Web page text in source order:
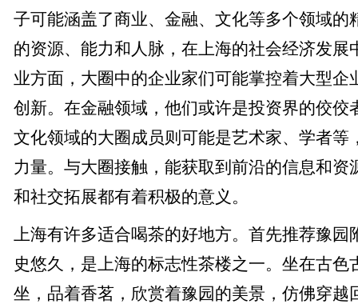
子可能涵盖了商业、金融、文化等多个领域的
的资源、能力和人脉，在上海的社会经济发展
业方面，大圈中的企业家们可能掌控着大型企
创新。在金融领域，他们或许是投资界的佼佼
文化领域的大圈成员则可能是艺术家、学者等
力量。与大圈接触，能获取到前沿的信息和资
和社交拓展都有着积极的意义。
上海有许多适合喝茶的好地方。首先推荐豫园
史悠久，是上海的标志性茶楼之一。坐在古色
坐，品着香茗，欣赏着豫园的美景，仿佛穿越